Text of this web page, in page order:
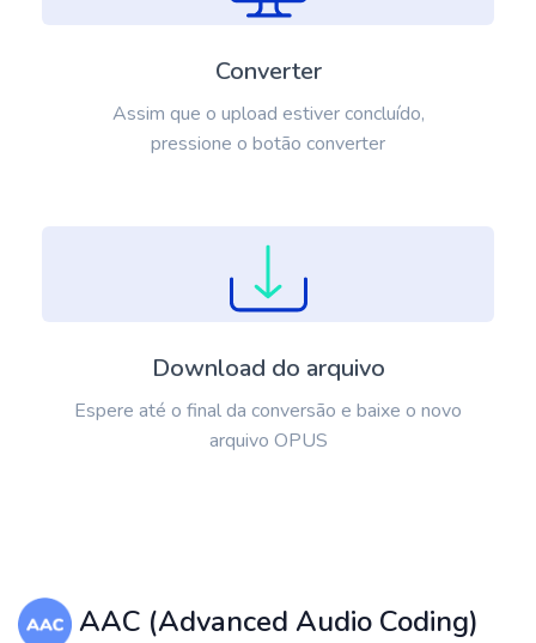
Converter
Assim que o upload estiver concluído,
pressione o botão converter
Download do arquivo
Espere até o final da conversão e baixe o novo
arquivo OPUS
AAC (Advanced Audio Coding)